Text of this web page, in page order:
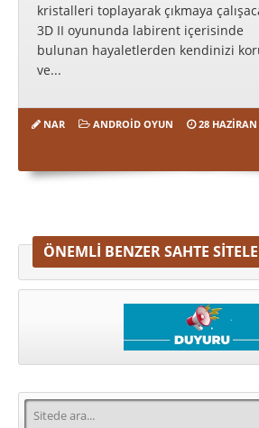
kristalleri toplayarak çıkmaya
3D II oyununda labirent içerisinde
bulunan hayaletlerden kendinizi
ve...
NAR ANDROID OYUN 28 HAZIRAN
ÖNEMLI BENZER SAHTE